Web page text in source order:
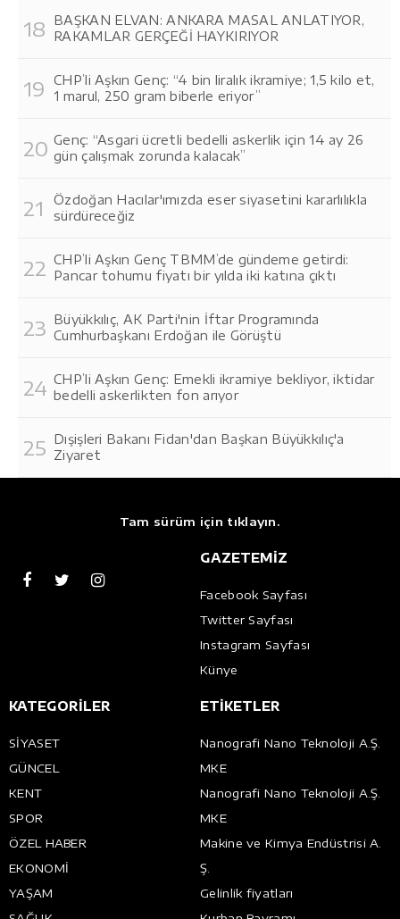
BAŞKAN ELVAN: ANKARA MASAL ANLATIYOR,
RAKAMLAR GERÇEĞİ HAYKIRIYOR
CHP’li Aşkın Genç: “4 bin liralık ikramiye; 1,5 kilo et,
1 marul, 250 gram biberle eriyor”
Genç: “Asgari ücretli bedelli askerlik için 14 ay 26
gün çalışmak zorunda kalacak”
Özdoğan Hacılar'ımızda eser siyasetini kararlılıkla
sürdüreceğiz
CHP’li Aşkın Genç TBMM’de gündeme getirdi:
Pancar tohumu fiyatı bir yılda iki katına çıktı
Büyükkılıç, AK Parti'nin İftar Programında
Cumhurbaşkanı Erdoğan ile Görüştü
CHP’li Aşkın Genç: Emekli ikramiye bekliyor, iktidar
bedelli askerlikten fon arıyor
Dışişleri Bakanı Fidan'dan Başkan Büyükkılıç'a
Ziyaret
Tam sürüm için tıklayın.
GAZETEMİZ
Facebook Sayfası
Twitter Sayfası
Instagram Sayfası
Künye
KATEGORİLER
SİYASET
GÜNCEL
KENT
SPOR
ÖZEL HABER
EKONOMİ
YAŞAM
ETİKETLER
Nanografi Nano Teknoloji A.Ş.
MKE
Nanografi Nano Teknoloji A.Ş.
MKE
Makine ve Kimya Endüstrisi A.
Ş.
Gelinlik fiyatları